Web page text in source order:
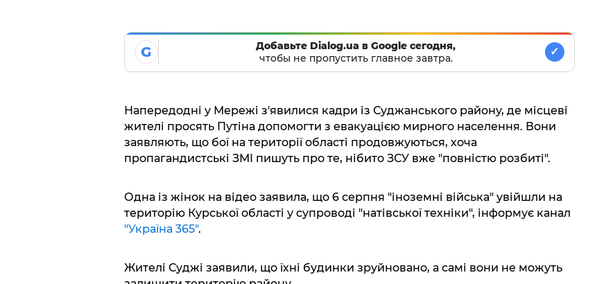
G
Добавьте Dialog.ua в Google сегодня,
чтобы не пропустить главное завтра.
✓
Напередодні у Мережі з'явилися кадри із Суджанського району, де місцеві
жителі просять Путіна допомогти з евакуацією мирного населення. Вони
заявляють, що бої на території області продовжуються, хоча
пропагандистські ЗМІ пишуть про те, нібито ЗСУ вже "повністю розбиті".
Одна із жінок на відео заявила, що 6 серпня "іноземні війська" увійшли на
територію Курської області у супроводі "натівської техніки", інформує канал
"Україна 365".
Жителі Суджі заявили, що їхні будинки зруйновано, а самі вони не можуть